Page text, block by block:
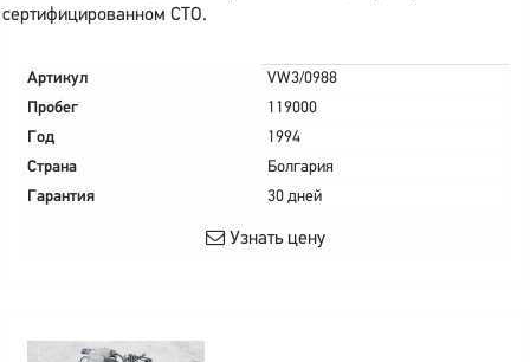
сертифицированном СТО.
Артикул
VW3/0988
Пробег
119000
Год
1994
Страна
Болгария
Гарантия
30 дней
Узнать цену